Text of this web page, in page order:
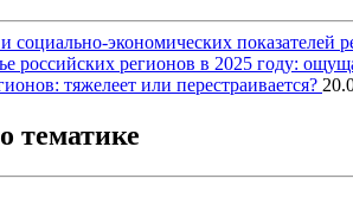
экономических показателей
российских регионов в 2025 году:
тяжелеет или перестраивается?
тематике